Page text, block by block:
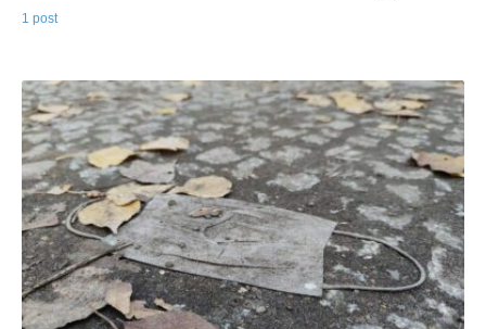
1 post